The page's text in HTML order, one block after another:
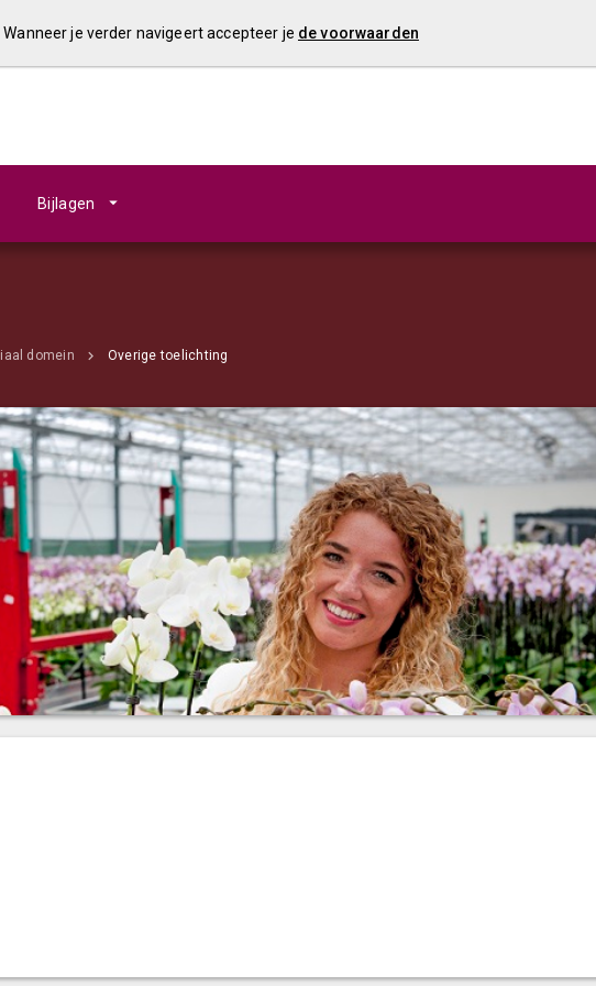
Bijlagen
domein Overige toelichting
je verder navigeert accepteer je de voorwaarden